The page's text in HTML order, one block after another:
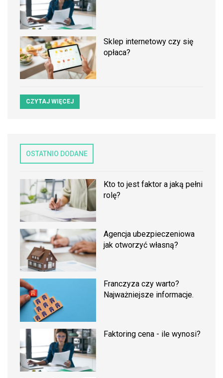
Sklep internetowy czy się
opłaca?
CZYTAJ WIĘCEJ
OSTATNIO DODANE
Kto to jest faktor a jaką pełni
rolę?
Agencja ubezpieczeniowa
jak otworzyć własną?
Franczyza czy warto?
Najważniejsze informacje.
Faktoring cena - ile wynosi?